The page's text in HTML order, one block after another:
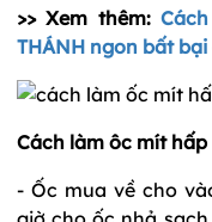
>> Xem thêm:
THÁNH ngon bất
Cách làm ôc mít
- Ốc mua về cho